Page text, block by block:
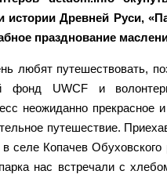
истории Древней Руси,
празднование
любят путешествовать,
фонд UWCF и
неожиданно прекрасное
путешествие.
селе Копачев Обуховского
нас встречали с